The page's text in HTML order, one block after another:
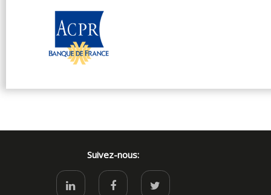
Suivez-nous: